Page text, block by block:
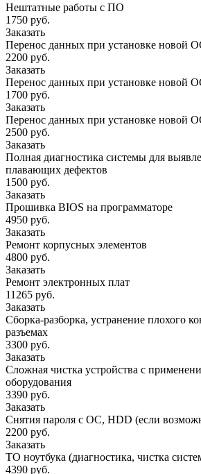
Нештатные работы с ПО
1750 руб.
Заказать
Перенос данных при установке новой
2200 руб.
Заказать
Перенос данных при установке новой
1700 руб.
Заказать
Перенос данных при установке новой
2500 руб.
Заказать
Полная диагностика системы для
плавающих дефектов
1500 руб.
Заказать
Прошивка BIOS на программаторе
4950 руб.
Заказать
Ремонт корпусных элементов
4800 руб.
Заказать
Ремонт электронных плат
11265 руб.
Заказать
Сборка-разборка, устранение плохого
разъемах
3300 руб.
Заказать
Сложная чистка устройства с
оборудования
3390 руб.
Заказать
Снятия пароля с OC, HDD (если
2200 руб.
Заказать
ТО ноутбука (диагностика, чистка
4390 руб.